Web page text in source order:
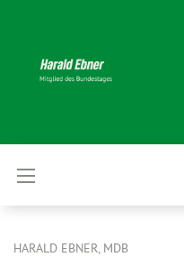
HARALD EBNER, MDB